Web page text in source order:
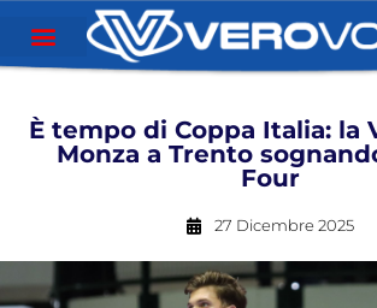
È tempo di Coppa Italia: la
Monza a Trento
Four
27 Dicembre 2025